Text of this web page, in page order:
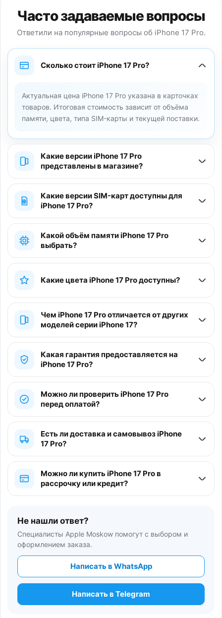
Часто задаваемые вопросы
Ответили на популярные вопросы об iPhone 17 Pro.
Сколько стоит iPhone 17 Pro?
Актуальная цена iPhone 17 Pro указана в карточках
товаров. Итоговая стоимость зависит от объёма
памяти, цвета, типа SIM-карты и текущей поставки.
Какие версии iPhone 17 Pro
представлены в магазине?
Какие версии SIM-карт доступны для
iPhone 17 Pro?
Какой объём памяти iPhone 17 Pro
выбрать?
Какие цвета iPhone 17 Pro доступны?
Чем iPhone 17 Pro отличается от других
моделей серии iPhone 17?
Какая гарантия предоставляется на
iPhone 17 Pro?
Можно ли проверить iPhone 17 Pro
перед оплатой?
Есть ли доставка и самовывоз iPhone
17 Pro?
Можно ли купить iPhone 17 Pro в
рассрочку или кредит?
Не нашли ответ?
Специалисты Apple Moskow помогут с выбором и
оформлением заказа.
Написать в WhatsApp
Написать в Telegram